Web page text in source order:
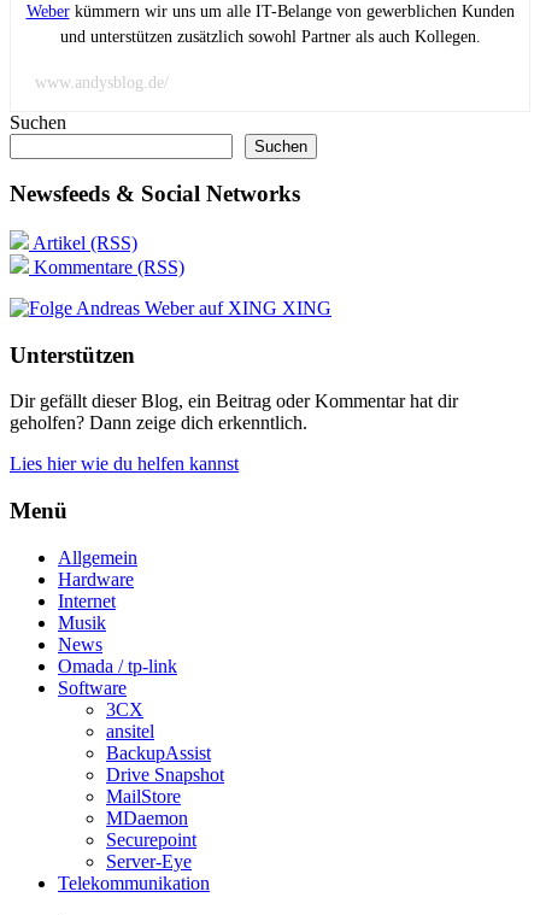
Weberkümmern wir uns um alle IT-Belange von gewerblichen Kunden
und unterstützen zusätzlich sowohl Partner als auch Kollegen.
www.andysblog.de/
Suchen
Suchen
Newsfeeds & Social Networks
Artikel (RSS)
Kommentare (RSS)
XING
Unterstützen
Dir gefällt dieser Blog, ein Beitrag oder Kommentar hat dir
geholfen? Dann zeige dich erkenntlich.
Lies hier wie du helfen kannst
Menü
Allgemein
Hardware
Internet
Musik
News
Omada / tp-link
Software
3CX
ansitel
BackupAssist
Drive Snapshot
MailStore
MDaemon
Securepoint
Server-Eye
Telekommunikation